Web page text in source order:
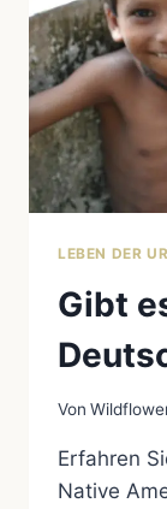
LEBEN DER
Gibt
Von
Erfahren
Native